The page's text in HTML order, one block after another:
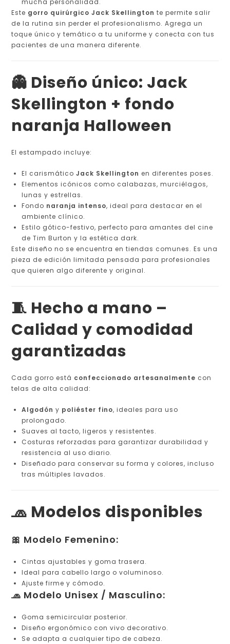
mucha personalidad.
Este gorro quirúrgico Jack Skellington te permite salir
de la rutina sin perder el profesionalismo. Agrega un
toque único y temático a tu uniforme y conecta con tus
pacientes de una manera diferente.
👻 Diseño único: Jack
Skellington + fondo
naranja Halloween
El estampado incluye:
El carismáticoJack Skellington en diferentes poses.
Elementos icónicos como calabazas, murciélagos,
lunas y estrellas.
Fondo naranja intenso, ideal para destacar en el
ambiente clínico.
Estilo gótico-festivo, perfecto para amantes del cine
de Tim Burton y la estética dark.
Este diseño no se encuentra en tiendas comunes. Es una
pieza de edición limitada pensada para profesionales
que quieren algo diferente y original.
🧵 Hecho a mano –
Calidad y comodidad
garantizadas
Cada gorro está confeccionado artesanalmente con
telas de alta calidad:
Algodón y poliéster fino, ideales para uso
prolongado.
Suaves al tacto, ligeros y resistentes.
Costuras reforzadas para garantizar durabilidad y
resistencia al uso diario.
Diseñado para conservar su forma y colores, incluso
tras múltiples lavados.
🧢 Modelos disponibles
🎀 Modelo Femenino:
Cintas ajustables y goma trasera.
Ideal para cabello largo o voluminoso.
Ajuste firme y cómodo.
🧢 Modelo Unisex / Masculino:
Goma semicircular posterior.
Diseño ergonómico con vivo decorativo.
Se adapta a cualquier tipo de cabeza.